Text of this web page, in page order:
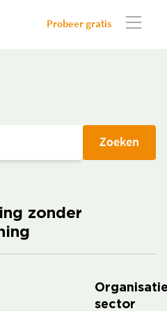
Probeer gratis
Zoeken
zonder
sector